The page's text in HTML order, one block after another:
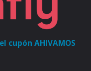
cupón AHIVAMOS